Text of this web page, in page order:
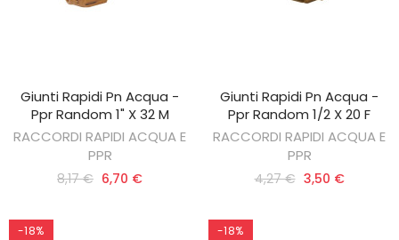
AGGIUNGI AL CARRELLO
Giunti Rapidi Pn Acqua -
Ppr Random 1" X 32 M
RACCORDI RAPIDI ACQUA E
PPR
8,17 € 6,70 €
AGGIUNGI AL CARRELLO
Giunti Rapidi Pn Acqua -
Ppr Random 1/2 X 20 F
RACCORDI RAPIDI ACQUA E
PPR
4,27 € 3,50 €
-18% -18%